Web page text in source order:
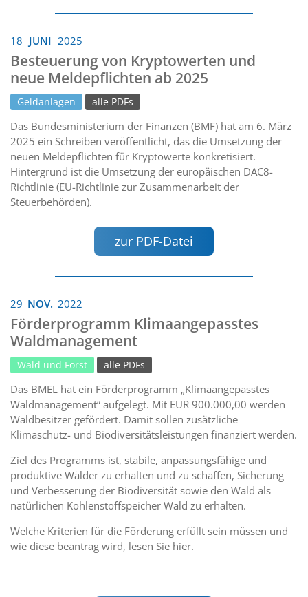
18 JUNI 2025
Besteuerung von Kryptowerten und
neue Meldepflichten ab 2025
Geldanlagen alle PDFs
Das Bundesministerium der Finanzen (BMF) hat am 6. März
2025 ein Schreiben veröffentlicht, das die Umsetzung der
neuen Meldepflichten für Kryptowerte konkretisiert.
Hintergrund ist die Umsetzung der europäischen DAC8-
Richtlinie (EU-Richtlinie zur Zusammenarbeit der
Steuerbehörden).
zur PDF-Datei
29 NOV. 2022
Förderprogramm Klimaangepasstes
Waldmanagement
Wald und Forst alle PDFs
Das BMEL hat ein Förderprogramm „Klimaangepasstes
Waldmanagement“ aufgelegt. Mit EUR 900.000,00 werden
Waldbesitzer gefördert. Damit sollen zusätzliche
Klimaschutz- und Biodiversitätsleistungen finanziert werden.
Ziel des Programms ist, stabile, anpassungsfähige und
produktive Wälder zu erhalten und zu schaffen, Sicherung
und Verbesserung der Biodiversität sowie den Wald als
natürlichen Kohlenstoffspeicher Wald zu erhalten.
Welche Kriterien für die Förderung erfüllt sein müssen und
wie diese beantrag wird, lesen Sie hier.